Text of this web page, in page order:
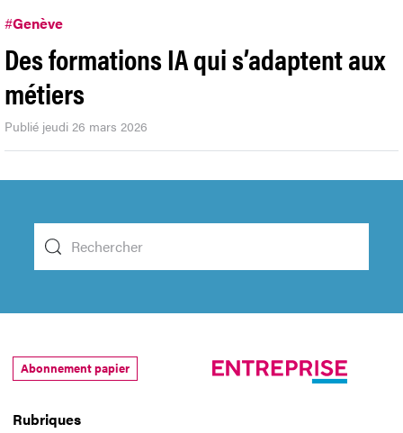
#Genève
Des formations IA qui s’adaptent aux
métiers
Publié jeudi 26 mars 2026
Rubriques
Abonnement papier